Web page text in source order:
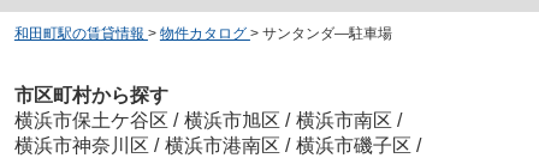
和田町駅の賃貸情報 > 物件カタログ > サンタンダ―駐車場
市区町村から探す
横浜市保土ケ谷区 / 横浜市旭区 / 横浜市南区 /
横浜市神奈川区 / 横浜市港南区 / 横浜市磯子区 /